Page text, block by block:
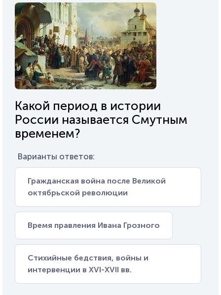
Какой период в истории
России называется Смутным
временем?
Варианты ответов:
Гражданская война после Великой
октябрьской революции
Время правления Ивана Грозного
Стихийные бедствия, войны и
интервенции в XVI-XVII вв.